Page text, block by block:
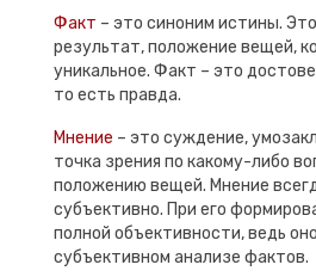
Факт – это синоним истины.
результат, положение вещей,
уникальное. Факт – это
то есть правда.
Мнение – это суждение,
точка зрения по какому-либо
положению вещей. Мнение
субъективно. При его
полной объективности, ведь
субъективном анализе фактов.